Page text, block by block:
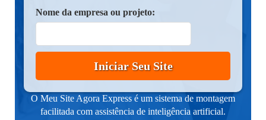
Nome da empresa ou projeto:
Iniciar Seu Site
O Meu Site Agora Express é um sistema de montagem
facilitada com assistência de inteligência artificial.